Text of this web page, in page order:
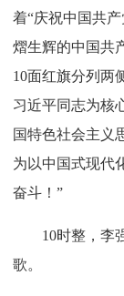
着“庆祝中国共
熠生辉的中国共
10面红旗分列两
习近平同志为核
国特色社会主义
为以中国式现代
奋斗！”
10时整，李
歌。